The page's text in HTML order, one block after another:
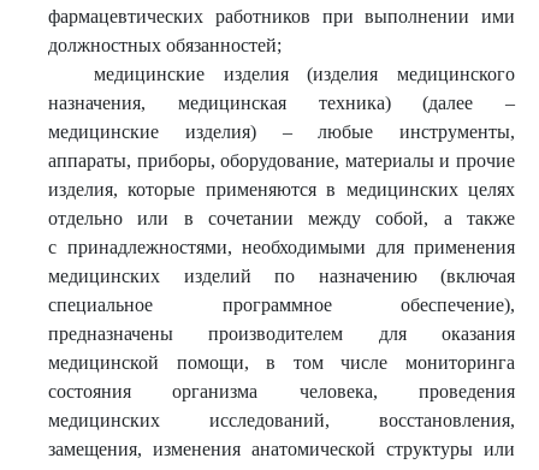
фармацевтических работников при выполнении ими
должностных обязанностей;
медицинские изделия (изделия медицинского
назначения, медицинская техника) (далее –
медицинские изделия) – любые инструменты,
аппараты, приборы, оборудование, материалы и прочие
изделия, которые применяются в медицинских целях
отдельно или в сочетании между собой, а также
с принадлежностями, необходимыми для применения
медицинских изделий по назначению (включая
специальное программное обеспечение),
предназначены производителем для оказания
медицинской помощи, в том числе мониторинга
состояния организма человека, проведения
медицинских исследований, восстановления,
замещения, изменения анатомической структуры или